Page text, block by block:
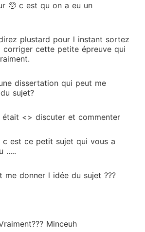
🥺 c est qu on a eu un
plustard pour l instant sortez
corriger cette petite épreuve qui
dissertation qui peut me
sujet?
était <> discuter et commenter
c est ce petit sujet qui vous a
.....
me donner l idée du sujet ???
Minceuh